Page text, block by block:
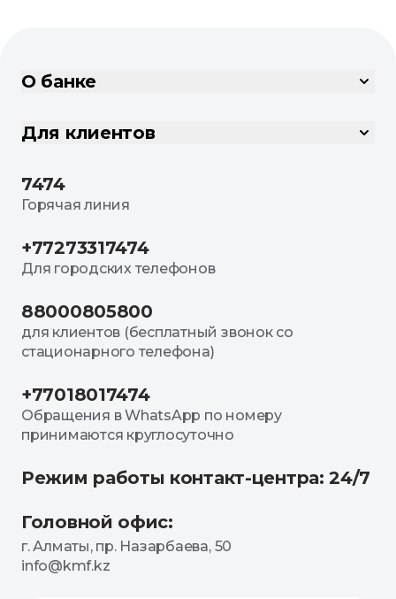
О банке
Для клиентов
7474
Горячая линия
+77273317474
Для городских телефонов
88000805800
для клиентов (бесплатный звонок со
стационарного телефона)
+77018017474
Обращения в WhatsApp по номеру
принимаются круглосуточно
Режим работы контакт-центра: 24/7
Головной офис:
г. Алматы, пр. Назарбаева, 50
info@kmf.kz